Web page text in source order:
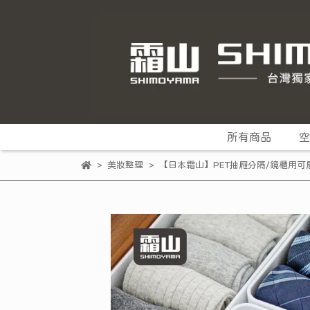
所有商品
美妝整理 【日本霜山】PET抽屜分隔/鏡櫃用